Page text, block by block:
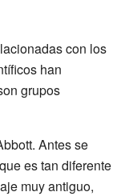
con los
han
grupos
Antes se
es tan diferente
muy antiguo,